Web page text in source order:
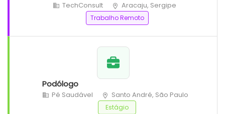
TechConsult Aracaju, Sergipe
Trabalho Remoto
Podólogo
Pé Saudável Santo André, São Paulo
Estágio